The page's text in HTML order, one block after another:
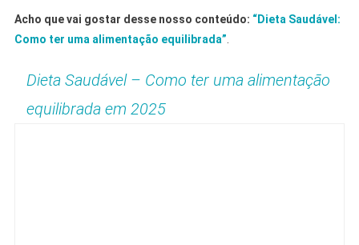
Acho que vai gostar desse nosso conteúdo: “Dieta Saudável:
Como ter uma alimentação equilibrada”
Dieta Saudável – Como ter uma alimentação
equilibrada em 2025